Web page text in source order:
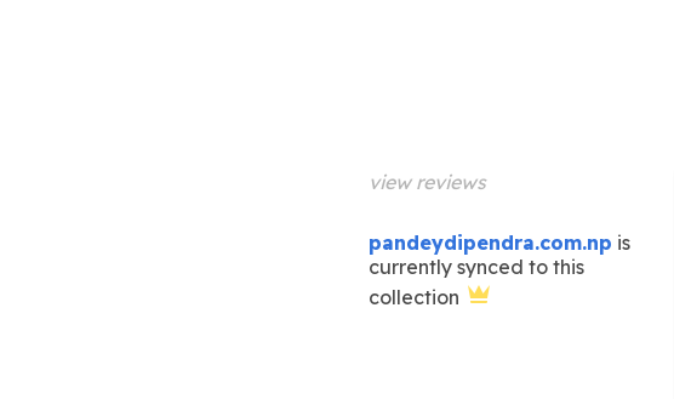
view reviews
pandeydipendra.com.np is
currently synced to this
collection